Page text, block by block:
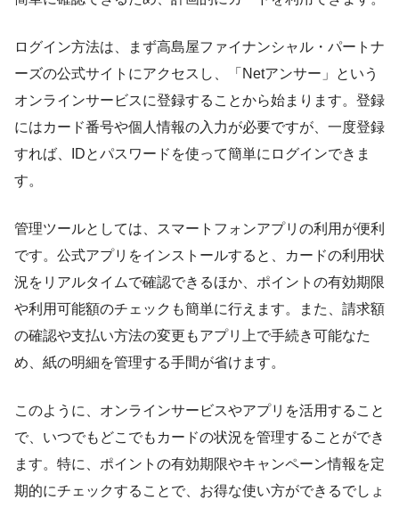
ログイン方法は、まず高島屋ファイナンシャル・パートナ
ーズの公式サイトにアクセスし、「Netアンサー」という
オンラインサービスに登録することから始まります。登録
にはカード番号や個人情報の入力が必要ですが、一度登録
すれば、IDとパスワードを使って簡単にログインできま
す。
管理ツールとしては、スマートフォンアプリの利用が便利
です。公式アプリをインストールすると、カードの利用状
況をリアルタイムで確認できるほか、ポイントの有効期限
や利用可能額のチェックも簡単に行えます。また、請求額
の確認や支払い方法の変更もアプリ上で手続き可能なた
め、紙の明細を管理する手間が省けます。
このように、オンラインサービスやアプリを活用すること
で、いつでもどこでもカードの状況を管理することができ
ます。特に、ポイントの有効期限やキャンペーン情報を定
期的にチェックすることで、お得な使い方ができるでしょ